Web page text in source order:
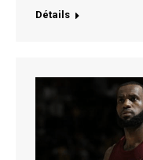
Détails